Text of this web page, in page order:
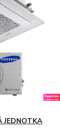
JEDNOTKA